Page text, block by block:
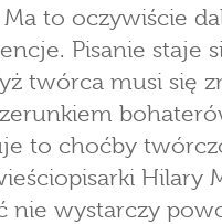
to oczywiście
Pisanie staje
twórca musi się
to choćby
Hilary
nie wystarczy